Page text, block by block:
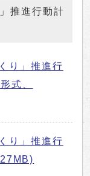
推進行動計
り」推進行
式、
り」推進行